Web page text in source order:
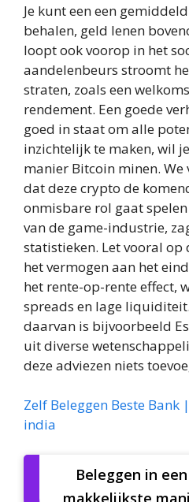
Je kunt een een
behalen, geld lenen
loopt ook voorop in het
aandelenbeurs stroomt
straten, zoals een
rendement. Een goede
goed in staat om alle
inzichtelijk te maken, wil
manier Bitcoin minen. We
dat deze crypto de
onmisbare rol gaat
van de game-industrie,
statistieken. Let vooral op
het vermogen aan het
het rente-op-rente effect,
spreads en lage
daarvan is bijvoorbeeld
uit diverse
deze adviezen niets
Zelf Beleggen Beste
india
Beleggen in
makkelijkste